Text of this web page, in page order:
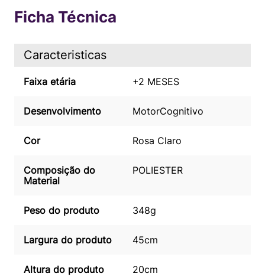
Ficha Técnica
Caracteristicas
Faixa etária +2 MESES
Desenvolvimento MotorCognitivo
Cor Rosa Claro
Composição do
Material
POLIESTER
Peso do produto 348g
Largura do produto 45cm
Altura do produto 20cm